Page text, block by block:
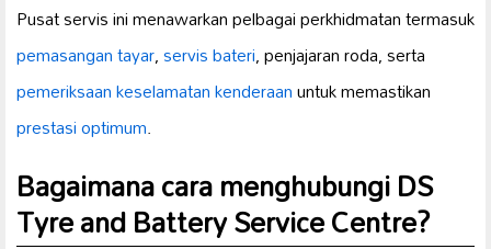
Pusat servis ini menawarkan pelbagai perkhidmatan termasuk
pemasangan tayar,servis bateri, penjajaran roda, serta
pemeriksaan keselamatan kenderaanuntuk memastikan
prestasi optimum.
Bagaimana cara menghubungi DS
Tyre and Battery Service Centre?